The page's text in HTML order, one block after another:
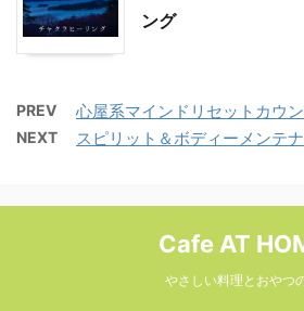
ング
PREV 心屋系マインドリセットカウ
NEXT スピリット＆ボディーメンテ
Cafe AT
やさしい料理とおやつ